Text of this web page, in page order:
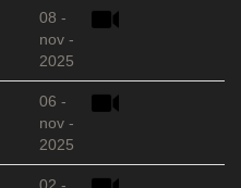
08 -
nov -
2025
06 -
nov -
2025